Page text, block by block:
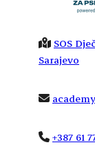
SOS
Sarajevo
+387 61